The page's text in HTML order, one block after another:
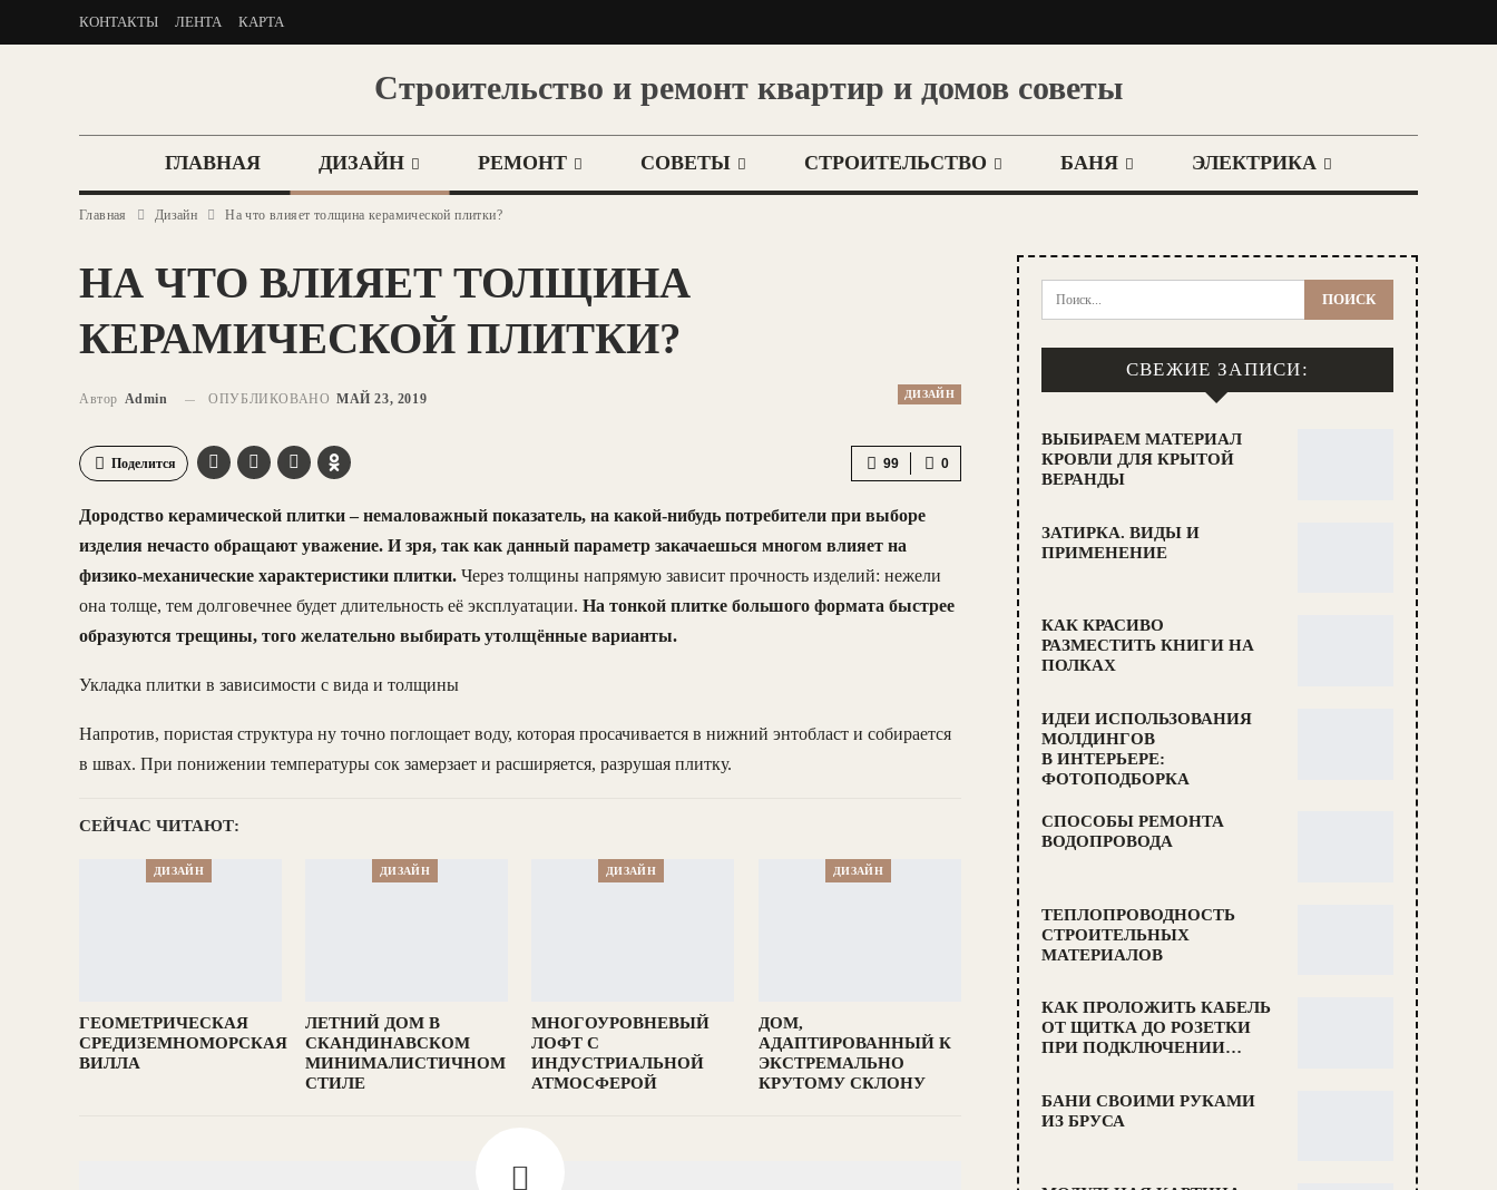
КОНТАКТЫ ЛЕНТА КАРТА
Строительство и ремонт квартир и домов советы
ГЛАВНАЯ ДИЗАЙН РЕМОНТ СОВЕТЫ СТРОИТЕЛЬСТВО БАНЯ ЭЛЕКТРИКА
Главная Дизайн На что влияет толщина керамической плитки?
НА ЧТО ВЛИЯЕТ ТОЛЩИНА
КЕРАМИЧЕСКОЙ ПЛИТКИ?
ДИЗАЙН
Автор Admin ОПУБЛИКОВАНО МАЙ 23, 2019
0
99
Поделится
Дородство керамической плитки – немаловажный показатель, на какой-нибудь потребители при выборе
изделия нечасто обращают уважение. И зря, так как данный параметр закачаешься многом влияет на
физико-механические характеристики плитки. Через толщины напрямую зависит прочность изделий: нежели
она толще, тем долговечнее будет длительность её эксплуатации. На тонкой плитке большого формата быстрее
образуются трещины, того желательно выбирать утолщённые варианты.
Укладка плитки в зависимости с вида и толщины
Напротив, пористая структура ну точно поглощает воду, которая просачивается в нижний энтобласт и собирается
в швах. При понижении температуры сок замерзает и расширяется, разрушая плитку.
СЕЙЧАС ЧИТАЮТ:
ДИЗАЙН
ГЕОМЕТРИЧЕСКАЯ
СРЕДИЗЕМНОМОРСКАЯ
ВИЛЛА
ДИЗАЙН
ЛЕТНИЙ ДОМ В
СКАНДИНАВСКОМ
МИНИМАЛИСТИЧНОМ
СТИЛЕ
ДИЗАЙН
МНОГОУРОВНЕВЫЙ
ЛОФТ С
ИНДУСТРИАЛЬНОЙ
АТМОСФЕРОЙ
ДИЗАЙН
ДОМ,
АДАПТИРОВАННЫЙ К
ЭКСТРЕМАЛЬНО
КРУТОМУ СКЛОНУ
СВЕЖИЕ ЗАПИСИ:
ВЫБИРАЕМ МАТЕРИАЛ
КРОВЛИ ДЛЯ КРЫТОЙ
ВЕРАНДЫ
ЗАТИРКА. ВИДЫ И
ПРИМЕНЕНИЕ
КАК КРАСИВО
РАЗМЕСТИТЬ КНИГИ НА
ПОЛКАХ
ИДЕИ ИСПОЛЬЗОВАНИЯ
МОЛДИНГОВ
В ИНТЕРЬЕРЕ:
ФОТОПОДБОРКА
СПОСОБЫ РЕМОНТА
ВОДОПРОВОДА
ТЕПЛОПРОВОДНОСТЬ
СТРОИТЕЛЬНЫХ
МАТЕРИАЛОВ
КАК ПРОЛОЖИТЬ КАБЕЛЬ
ОТ ЩИТКА ДО РОЗЕТКИ
ПРИ ПОДКЛЮЧЕНИИ…
БАНИ СВОИМИ РУКАМИ
ИЗ БРУСА